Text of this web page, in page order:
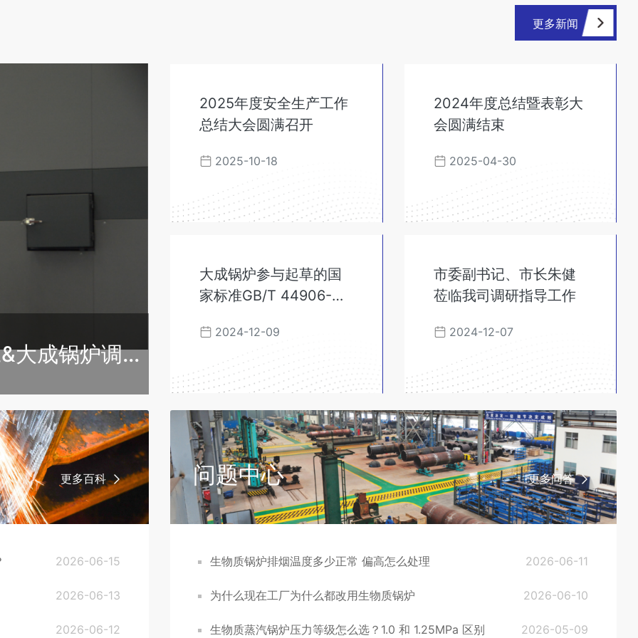
更多新闻
大成锅炉调研
2025年度安全生产工作
总结大会圆满召开
2025-10-18
2024年度总结暨表彰大
会圆满结束
2025-04-30
大成锅炉参与起草的国
家标准GB/T 44906-
规范》发布
2024-12-09
市委副书记、市长朱健
莅临我司调研指导工作
2024-12-07
更多百科
2026-06-15
2026-06-13
2026-06-12
问题中心 更多问答
生物质锅炉排烟温度多少正常 偏高怎么处理 2026-06-11
为什么现在工厂为什么都改用生物质锅炉 2026-06-10
生物质蒸汽锅炉压力等级怎么选？1.0 和 1.25MPa 区别 2026-05-09